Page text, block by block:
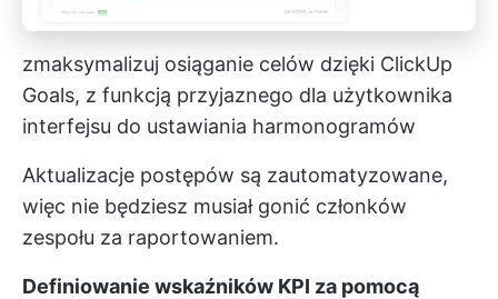
zmaksymalizuj osiąganie celów dzięki ClickUp
Goals, z funkcją przyjaznego dla użytkownika
interfejsu do ustawiania harmonogramów
Aktualizacje postępów są zautomatyzowane,
więc nie będziesz musiał gonić członków
zespołu za raportowaniem.
Definiowanie wskaźników KPI za pomocą